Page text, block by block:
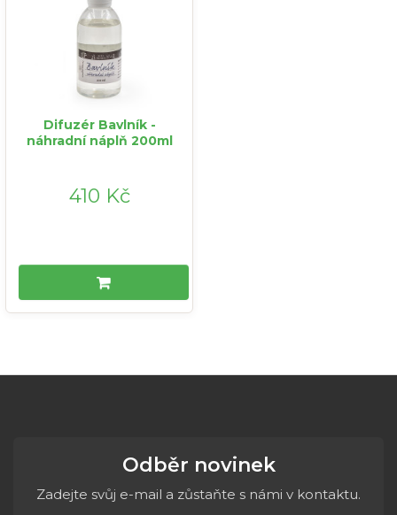
Difuzér Bavlník -
náhradní náplň 200ml
410 Kč
Odběr novinek
Zadejte svůj e-mail a zůstaňte s námi v kontaktu.